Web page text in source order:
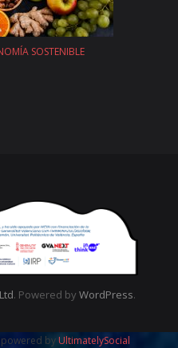
SOSTENIBLE
. Powered by WordPress.
powered byUltimatelySocial